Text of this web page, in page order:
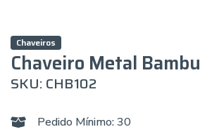
Chaveiros
Chaveiro Metal Bambu
SKU: CHB102
Pedido Mínimo: 30